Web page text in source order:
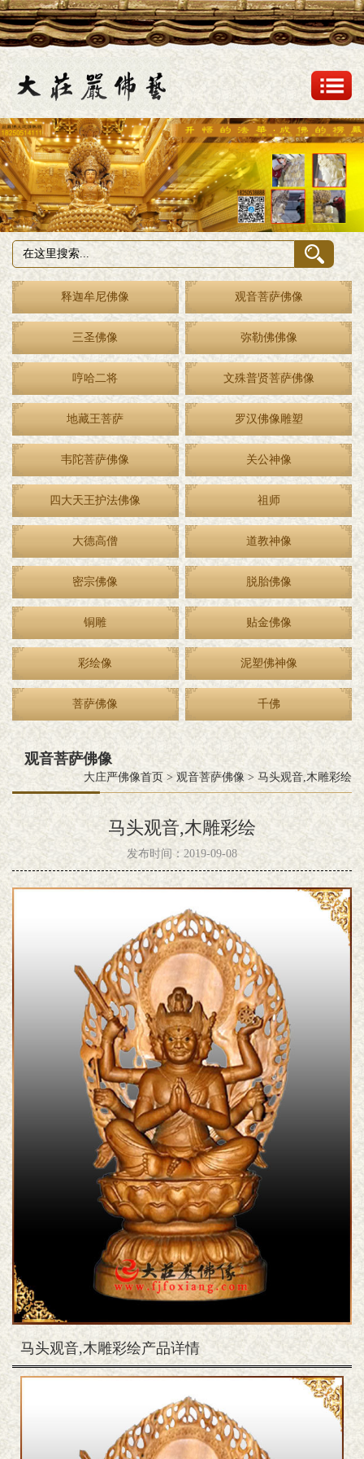
释迦牟尼佛像 观音菩萨佛像
三圣佛像 弥勒佛佛像
哼哈二将 文殊普贤菩萨佛像
地藏王菩萨 罗汉佛像雕塑
韦陀菩萨佛像 关公神像
四大天王护法佛像 祖师
大德高僧 道教神像
密宗佛像 脱胎佛像
铜雕 贴金佛像
彩绘像 泥塑佛神像
菩萨佛像 千佛
观音菩萨佛像
大庄严佛像首页 > 观音菩萨佛像 > 马头观音,木雕彩绘
马头观音,木雕彩绘
发布时间：2019-09-08
马头观音,木雕彩绘产品详情